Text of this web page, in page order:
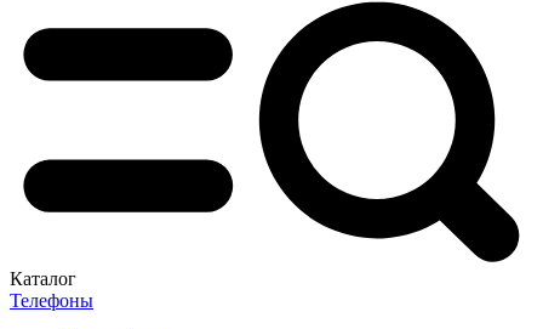
Каталог
Телефоны